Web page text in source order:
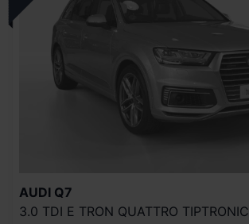
AUDI Q7
3.0 TDI E TRON QUATTRO TIPTRONIC